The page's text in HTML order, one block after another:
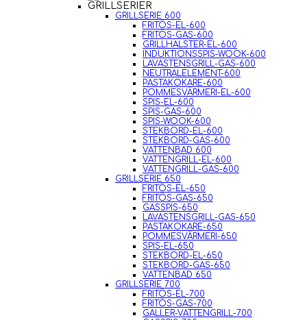
GRILLSERIER
GRILLSERIE 600
FRITÖS-EL-600
FRITÖS-GAS-600
GRILLHALSTER-EL-600
INDUKTIONSSPIS-WOOK-600
LAVASTENSGRILL-GAS-600
NEUTRALELEMENT-600
PASTAKOKARE-600
POMMESVÄRMERI-EL-600
SPIS-EL-600
SPIS-GAS-600
SPIS-WOOK-600
STEKBORD-EL-600
STEKBORD-GAS-600
VATTENBAD 600
VATTENGRILL-EL-600
VATTENGRILL-GAS-600
GRILLSERIE 650
FRITÖS-EL-650
FRITÖS-GAS-650
GASSPIS-650
LAVASTENSGRILL-GAS-650
PASTAKOKARE-650
POMMESVÄRMERI-650
SPIS-EL-650
STEKBORD-EL-650
STEKBORD-GAS-650
VATTENBAD 650
GRILLSERIE 700
FRITÖS-EL-700
FRITÖS-GAS-700
GALLER-VATTENGRILL-700